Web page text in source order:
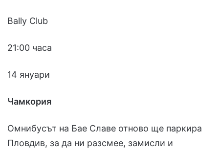
Bally Club
21:00 часа
14 януари
Чамкория
Омнибусът на Бае Славе отново ще паркира
Пловдив, за да ни разсмее, замисли и